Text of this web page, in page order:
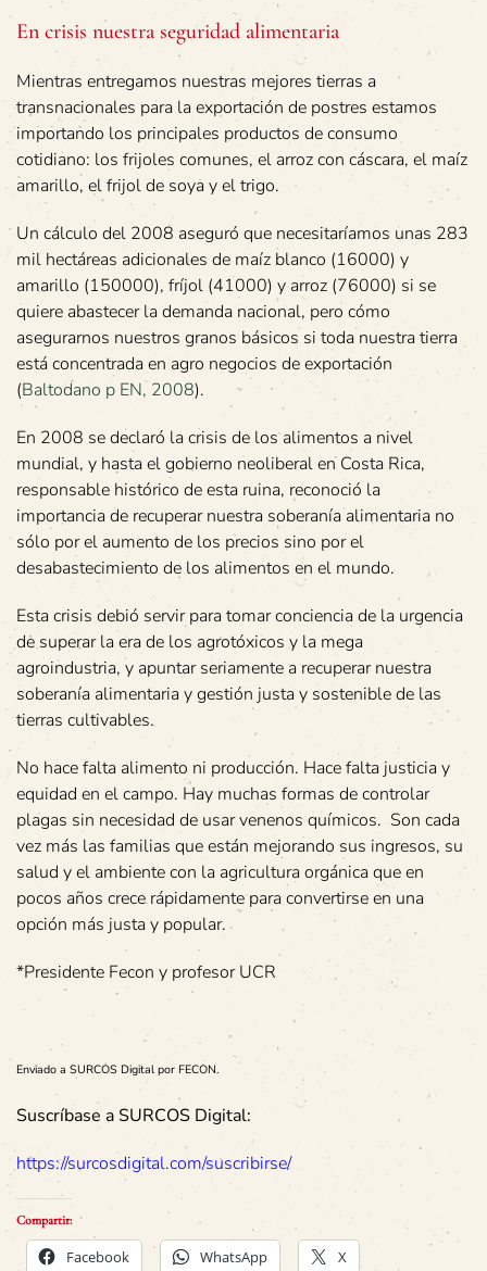
En crisis nuestra seguridad alimentaria
Mientras entregamos nuestras mejores tierras a
transnacionales para la exportación de postres estamos
importando los principales productos de consumo
cotidiano: los frijoles comunes, el arroz con cáscara, el maíz
amarillo, el frijol de soya y el trigo.
Un cálculo del 2008 aseguró que necesitaríamos unas 283
mil hectáreas adicionales de maíz blanco (16000) y
amarillo (150000), fríjol (41000) y arroz (76000) si se
quiere abastecer la demanda nacional, pero cómo
asegurarnos nuestros granos básicos si toda nuestra tierra
está concentrada en agro negocios de exportación
(Baltodano p EN, 2008).
En 2008 se declaró la crisis de los alimentos a nivel
mundial, y hasta el gobierno neoliberal en Costa Rica,
responsable histórico de esta ruina, reconoció la
importancia de recuperar nuestra soberanía alimentaria no
sólo por el aumento de los precios sino por el
desabastecimiento de los alimentos en el mundo.
Esta crisis debió servir para tomar conciencia de la urgencia
de superar la era de los agrotóxicos y la mega
agroindustria, y apuntar seriamente a recuperar nuestra
soberanía alimentaria y gestión justa y sostenible de las
tierras cultivables.
No hace falta alimento ni producción. Hace falta justicia y
equidad en el campo. Hay muchas formas de controlar
plagas sin necesidad de usar venenos químicos. Son cada
vez más las familias que están mejorando sus ingresos, su
salud y el ambiente con la agricultura orgánica que en
pocos años crece rápidamente para convertirse en una
opción más justa y popular.
*Presidente Fecon y profesor UCR
Enviado a SURCOS Digital por FECON.
Suscríbase a SURCOS Digital:
https://surcosdigital.com/suscribirse/
Compartir:
Facebook WhatsApp X